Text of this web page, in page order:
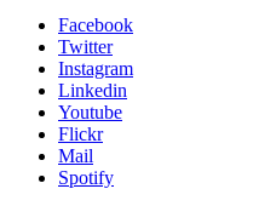
Facebook
Twitter
Instagram
Linkedin
Youtube
Flickr
Mail
Spotify